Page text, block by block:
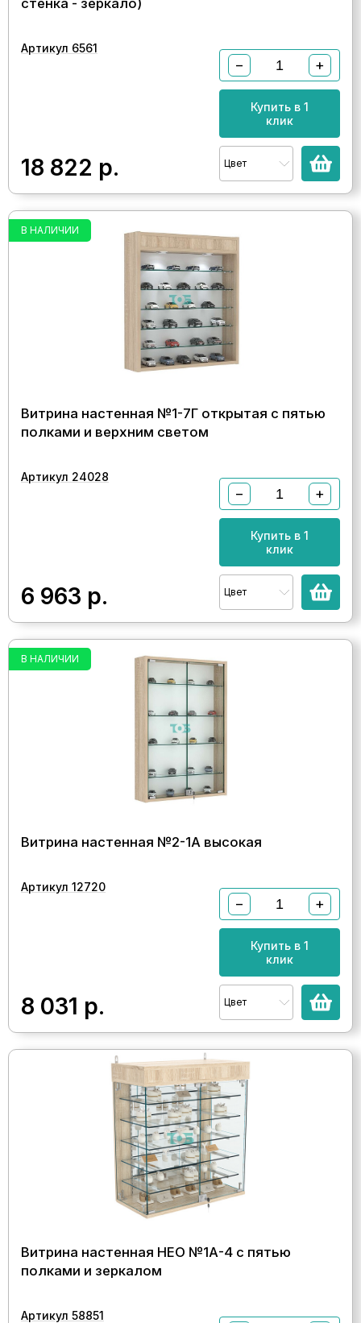
стенка - зеркало)
Артикул 6561
18 822 р.
− +
Купить в 1
клик
Цвет
В НАЛИЧИИ
Витрина настенная №1-7Г открытая с пятью
полками и верхним светом
Артикул 24028
6 963 р.
− +
Купить в 1
клик
Цвет
В НАЛИЧИИ
Витрина настенная №2-1А высокая
Артикул 12720
8 031 р.
− +
Купить в 1
клик
Цвет
Витрина настенная НЕО №1А-4 с пятью
полками и зеркалом
Артикул 58851